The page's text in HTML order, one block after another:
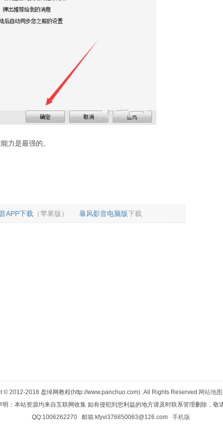
力是最强的。
APP下载 （苹果版） 暴风影音电脑版下载
© 2012-2018 盘绰网教程(http://www.panchuo.com).All Rights Reserved 网站地图
明：本站资源均来自互联网收集 如有侵犯到您利益的地方请及时联系管理删除，敬
QQ:1006262270 邮箱:kfyvi376850063@126.com 手机版